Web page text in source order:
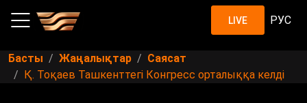
LIVE РУС
Басты Жаңалықтар
Саясат
Қ. Тоқаев Ташкенттегі Конгресс орталыққа келді